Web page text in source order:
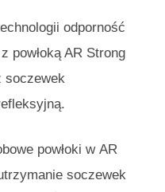
odporność
powłoką AR Strong
soczewek
powłoki w AR
soczewek